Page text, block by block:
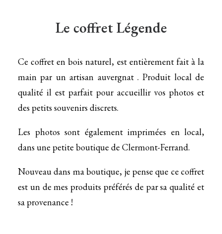
Le coffret Légende
Ce coffret en bois naturel, est entièrement fait à la
main par un artisan auvergnat . Produit local de
qualité il est parfait pour accueillir vos photos et
des petits souvenirs discrets.
Les photos sont également imprimées en local,
dans une petite boutique de Clermont-Ferrand.
Nouveau dans ma boutique, je pense que ce coffret
est un de mes produits préférés de par sa qualité et
sa provenance !